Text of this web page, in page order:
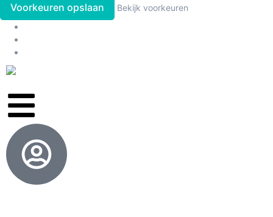
Voorkeuren opslaan Bekijk voorkeuren